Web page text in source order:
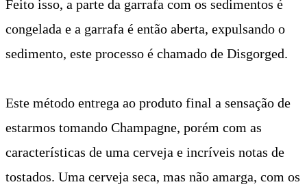
Feito isso, a parte da garrafa com os sedimentos é
congelada e a garrafa é então aberta, expulsando o
sedimento, este processo é chamado de Disgorged.
Este método entrega ao produto final a sensação de
estarmos tomando Champagne, porém com as
características de uma cerveja e incríveis notas de
tostados. Uma cerveja seca, mas não amarga, com os